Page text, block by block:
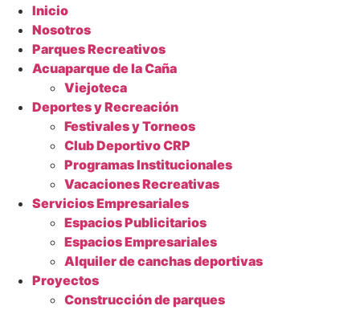
Inicio
Nosotros
Parques Recreativos
Acuaparque de la Caña
Viejoteca
Deportes y Recreación
Festivales y Torneos
Club Deportivo CRP
Programas Institucionales
Vacaciones Recreativas
Servicios Empresariales
Espacios Publicitarios
Espacios Empresariales
Alquiler de canchas deportivas
Proyectos
Construcción de parques